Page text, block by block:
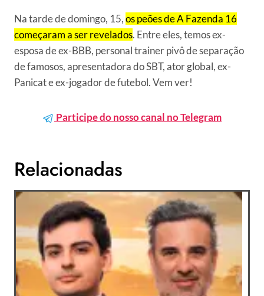
Na tarde de domingo, 15,os peões de A Fazenda 16
começaram a ser revelados. Entre eles, temos ex-
esposa de ex-BBB, personal trainer pivô de separação
de famosos, apresentadora do SBT, ator global, ex-
Panicat e ex-jogador de futebol. Vem ver!
Participe do nosso canal no Telegram
Relacionadas